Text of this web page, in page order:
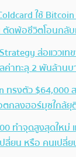
ใช้
ตัดพ้อชีวิตโอนกลั
ส่อแววเท
ค่าทะลุ 2 พันล้าน
ทรงตัว $64,000
กลงฮอร์มุซใกล้ยุ
ทำจุดสูงสุดใหม่
ลี่ยน หรือ คนเปลี่